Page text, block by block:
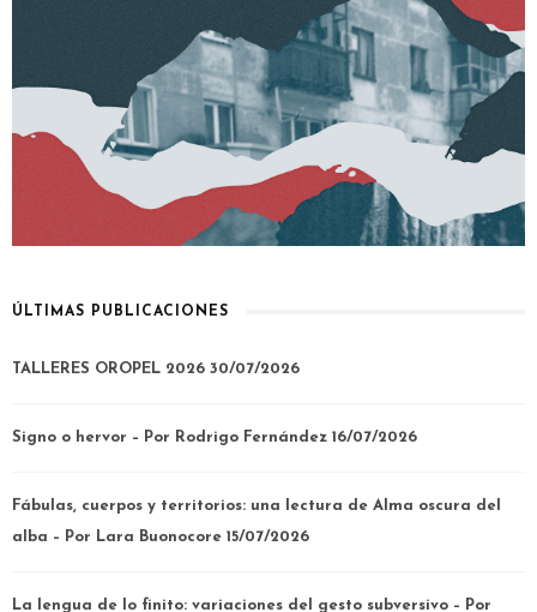
ÚLTIMAS PUBLICACIONES
TALLERES OROPEL 2026 30/07/2026
Signo o hervor – Por Rodrigo Fernández 16/07/2026
Fábulas, cuerpos y territorios: una lectura de Alma oscura del
alba – Por Lara Buonocore 15/07/2026
La lengua de lo finito: variaciones del gesto subversivo – Por